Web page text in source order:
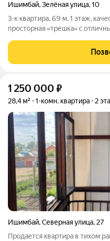
Ишимбай,Зелёная улица,10
3-к квартира, 69 м, 1 этаж,
просторная «трешка» с
современный ремонт (не
новая сантехника,
1 250 000 ₽
28,4 м² 1-комн. квартира 2
Ишимбай,Северная улица, 27
Продается квартира в тихом